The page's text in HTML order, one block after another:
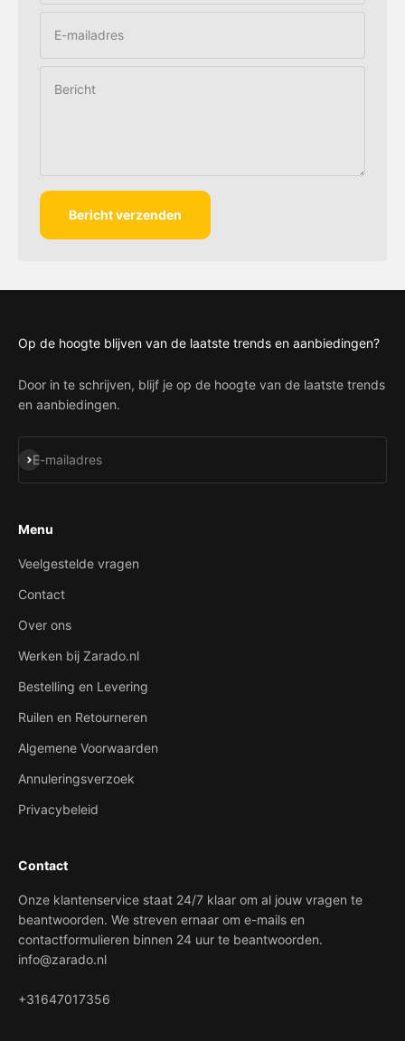
E-mailadres
Bericht
Bericht verzenden
Op de hoogte blijven van de laatste trends en aanbiedingen?
Door in te schrijven, blijf je op de hoogte van de laatste trends
en aanbiedingen.
E-mailadres
Abonneren
Menu
Veelgestelde vragen
Contact
Over ons
Werken bij Zarado.nl
Bestelling en Levering
Ruilen en Retourneren
Algemene Voorwaarden
Annuleringsverzoek
Privacybeleid
Contact
Onze klantenservice staat 24/7 klaar om al jouw vragen te
beantwoorden. We streven ernaar om e-mails en
contactformulieren binnen 24 uur te beantwoorden.
info@zarado.nl
+31647017356